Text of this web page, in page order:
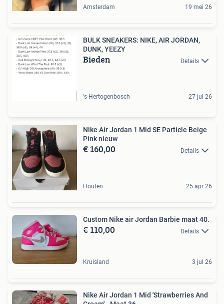
Amsterdam 19 mei 26
BULK SNEAKERS: NIKE, AIR JORDAN,
DUNK, YEEZY
Bieden Details
's-Hertogenbosch 27 jul 26
Nike Air Jordan 1 Mid SE Particle Beige
Pink nieuw
€ 160,00 Details
Houten 25 apr 26
Custom Nike air Jordan Barbie maat 40.
€ 110,00 Details
Kruisland 3 jul 26
Nike Air Jordan 1 Mid 'Strawberries And